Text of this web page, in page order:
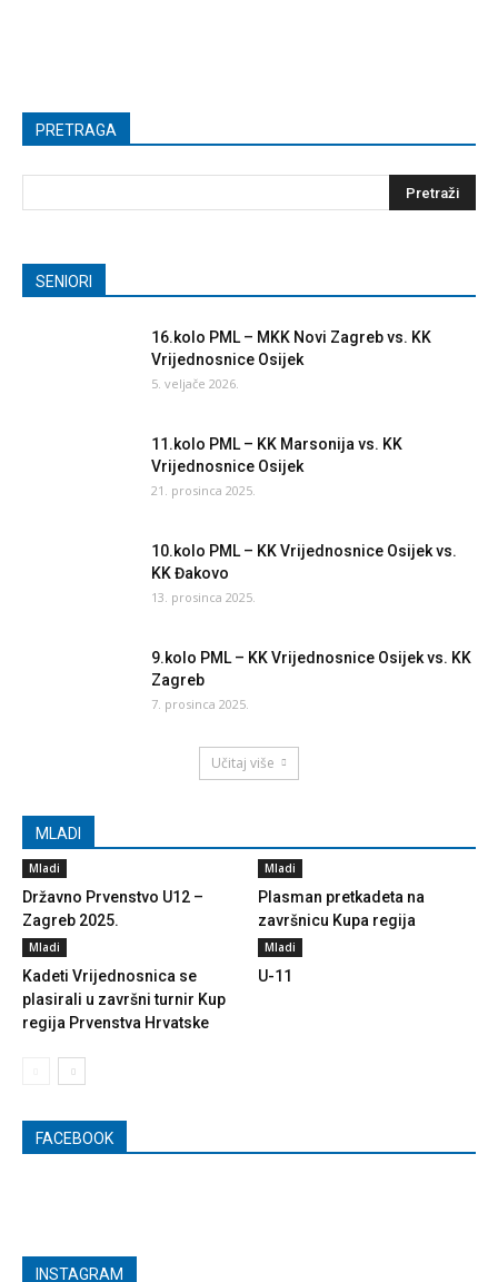
PRETRAGA
SENIORI
16.kolo PML – MKK Novi Zagreb vs. KK
Vrijednosnice Osijek
5. veljače 2026.
11.kolo PML – KK Marsonija vs. KK
Vrijednosnice Osijek
21. prosinca 2025.
10.kolo PML – KK Vrijednosnice Osijek vs.
KK Đakovo
13. prosinca 2025.
9.kolo PML – KK Vrijednosnice Osijek vs. KK
Zagreb
7. prosinca 2025.
Učitaj više
MLADI
Mladi
Državno Prvenstvo U12 –
Zagreb 2025.
Mladi
Plasman pretkadeta na
završnicu Kupa regija
Mladi
Kadeti Vrijednosnica se
plasirali u završni turnir Kup
regija Prvenstva Hrvatske
Mladi
U-11
FACEBOOK
INSTAGRAM